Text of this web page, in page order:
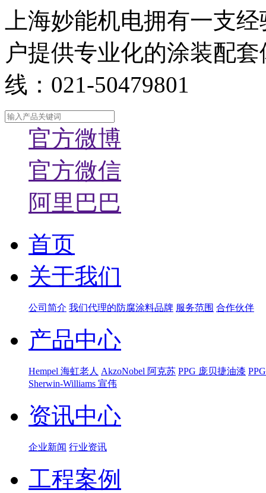
上海妙能机电拥有一支
户提供专业化的涂装配
线：021-50479801
官方微博
官方微信
阿里巴巴
首页
关于我们
公司简介 我们代理的防腐涂料品牌 服务范围 合作伙伴
产品中心
Hempel 海虹老人 AkzoNobel 阿克苏 PPG 庞贝捷油漆
Sherwin-Williams 宣伟
资讯中心
企业新闻 行业资讯
工程案例